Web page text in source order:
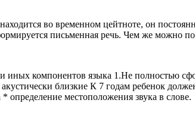
во временном цейтноте, он
письменная речь. Чем же можно
иных компонентов языка 1.Не полностью
близкие К 7 годам ребенок
определение местоположения звука в слове.